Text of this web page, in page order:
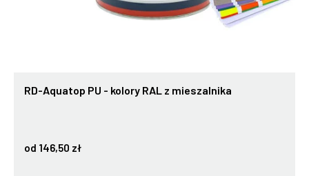
RD-Aquatop PU - kolory RAL z mieszalnika
od 146,50 zł